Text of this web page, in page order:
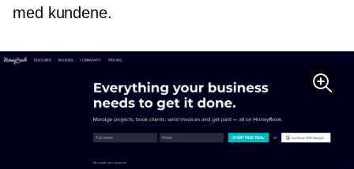
med kundene.